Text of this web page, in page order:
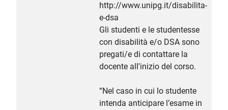
http://www.unipg.it/disabilita-
e-dsa
Gli studenti e le studentesse
con disabilità e/o DSA sono
pregati/e di contattare la
docente all'inizio del corso.
“Nel caso in cui lo studente
intenda anticipare l’esame in